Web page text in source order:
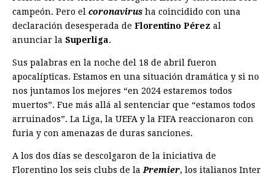
campeón. Pero el coronavirus ha coincidido con una
declaración desesperada de Florentino Pérez al
anunciar la Superliga.
Sus palabras en la noche del 18 de abril fueron
apocalípticas. Estamos en una situación dramática y si no
nos juntamos los mejores “en 2024 estaremos todos
muertos”. Fue más allá al sentenciar que “estamos todos
arruinados”. La Liga, la UEFA y la FIFA reaccionaron con
furia y con amenazas de duras sanciones.
A los dos días se descolgaron de la iniciativa de
Florentino los seis clubs de la Premier, los italianos Inter